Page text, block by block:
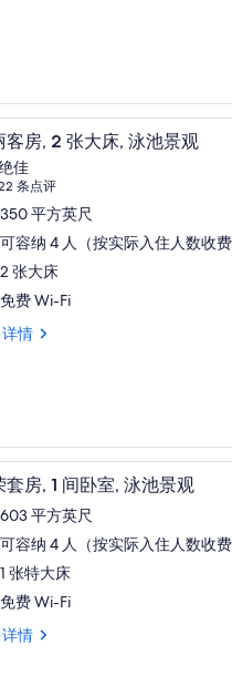
光窗帘 高档
客房, 2 张大床, 泳池景观
分，满分 10 分
佳
条点评
条
点
评)
350 平方英尺
可容纳 4 人（按实际入住人数收费
2 张大床
免费 Wi-Fi
情
高档
套房, 1 间卧室, 泳池景观
603 平方英尺
可容纳 4 人（按实际入住人数收费
1 张特大床
免费 Wi-Fi
情